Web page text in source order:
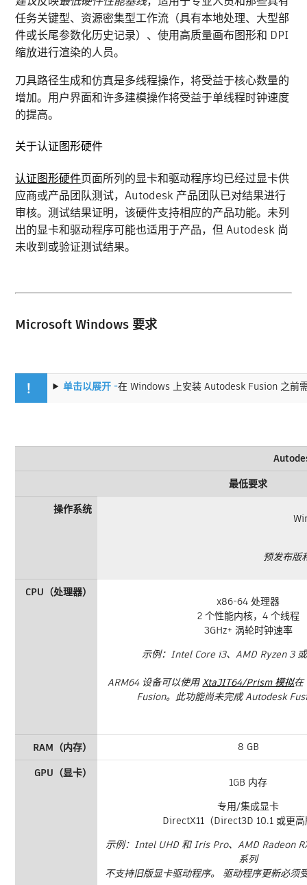
任务关键型、资源密集型工作流（具有本地处理、大型部
件或长尾参数化历史记录）、使用高质量画布图形和 DPI
缩放进行渲染的人员。
刀具路径生成和仿真是多线程操作，将受益于核心数量的
增加。用户界面和许多建模操作将受益于单线程时钟速度
的提高。
关于认证图形硬件
认证图形硬件页面所列的显卡和驱动程序均已经过显卡供
应商或产品团队测试，Autodesk 产品团队已对结果进行
审核。测试结果证明，该硬件支持相应的产品功能。未列
出的显卡和驱动程序可能也适用于产品，但 Autodesk 尚
未收到或验证测试结果。
Microsoft Windows 要求
！ 单击以展开 -在 Windows 上安装 Autodesk Fusion 之前
最低要求
操作系统
预发布版
CPU（处理器）
x86-64 处理器
2 个性能内核，4 个线程
3GHz+ 涡轮时钟速率
示例：Intel Core i3、AMD Ryzen 3
ARM64 设备可以使用XtaJIT64/Prism 模拟在
Fusion。此功能尚未完成 Autodesk
RAM（内存）
8 GB
GPU（显卡）
1GB 内存
专用/集成显卡
DirectX11（Direct3D 10.1 或更
示例：Intel UHD 和 Iris Pro、AMD Radeon
系列
不支持旧版显卡驱动程序。 驱动程序更新必须